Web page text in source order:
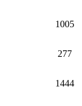
1005
277
1444